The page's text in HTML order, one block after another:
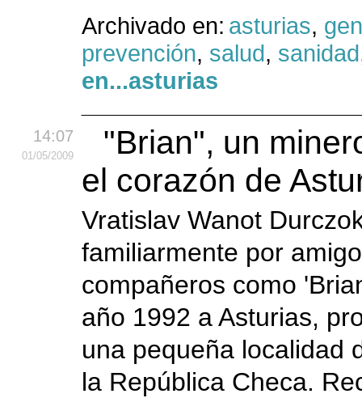
Archivado en: asturias,
prevención, salud, sanidad
en...asturias
14:07
01/05/2009
"Brian", un
el corazón de
Vratislav Wanot
familiarmente por
compañeros como
año 1992 a Asturias,
una pequeña localidad
la República Checa.